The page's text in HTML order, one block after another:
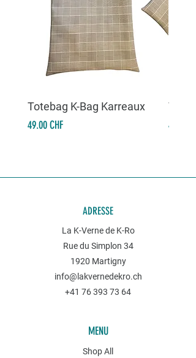
Totebag K-Bag Karreaux
Prix
49.00 CHF Prix
49.00
ADRESSE
La K-Verne de K-Ro
Rue du Simplon 34
1920 Martigny
info@lakvernedekro.ch
+41 76 393 73 64
MENU
Shop All